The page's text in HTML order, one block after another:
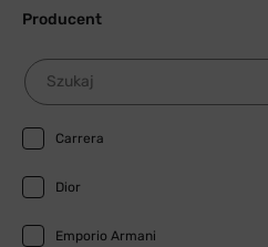
Producent
Szukaj
Carrera
Dior
Emporio Armani